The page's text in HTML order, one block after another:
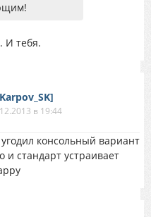
И тебя.
в 19:44
консольный вариант
стандарт устраивает